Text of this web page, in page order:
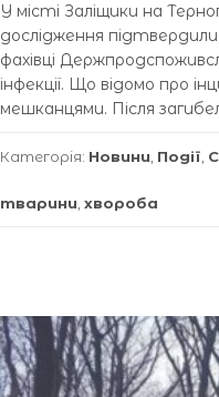
У місті Заліщики на
дослідження
фахівці
інфекції. Що відомо про
мешканцями. Після
Категорія: Новини Події
тварини хвороба